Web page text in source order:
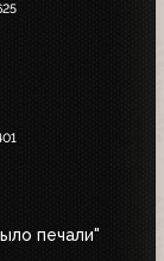
печали"